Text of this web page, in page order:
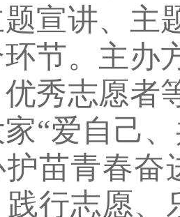
宣讲、主
节。主办
秀志愿者
“爱自己
护苗青春
践行志愿、